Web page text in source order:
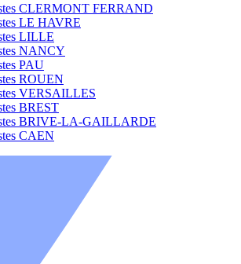
CLERMONT FERRAND
LE HAVRE
LILLE
NANCY
PAU
ROUEN
VERSAILLES
BREST
BRIVE-LA-GAILLARDE
CAEN